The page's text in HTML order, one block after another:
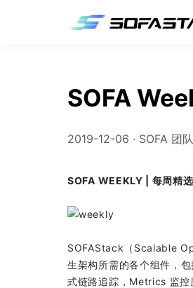
SOFA
2019-12-06 · SOFA 团队
SOFA WEEKLY | 每周精
SOFAStack（Scalable
生架构所需的各个组件，
式链路追踪，Metrics 监控